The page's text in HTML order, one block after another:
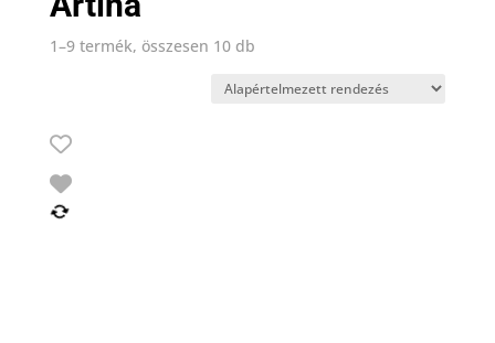
1–9 termék, összesen 10 db